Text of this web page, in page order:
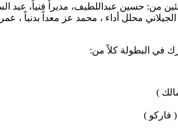
من: حسين عبداللطيف، مديراً فنياً، عبد
الجيلاني محلل أداء ، محمد عز معداً
في البطولة كلاً من:
)
( فاركو )